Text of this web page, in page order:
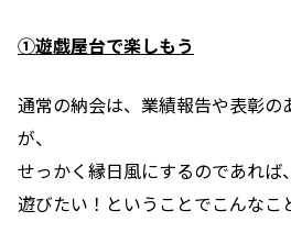
①遊戯屋台で楽しもう
通常の納会は、業績報告や表彰の
が、
せっかく縁日風にするのであれば
遊びたい！ということでこんなこ